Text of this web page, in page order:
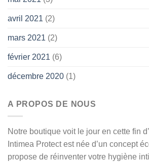
avril 2021 (2)
mars 2021 (2)
février 2021 (6)
décembre 2020 (1)
A PROPOS DE NOUS
Notre boutique voit le jour en cette fin
Intimea Protect est née d’un concept
propose de réinventer votre hygiène